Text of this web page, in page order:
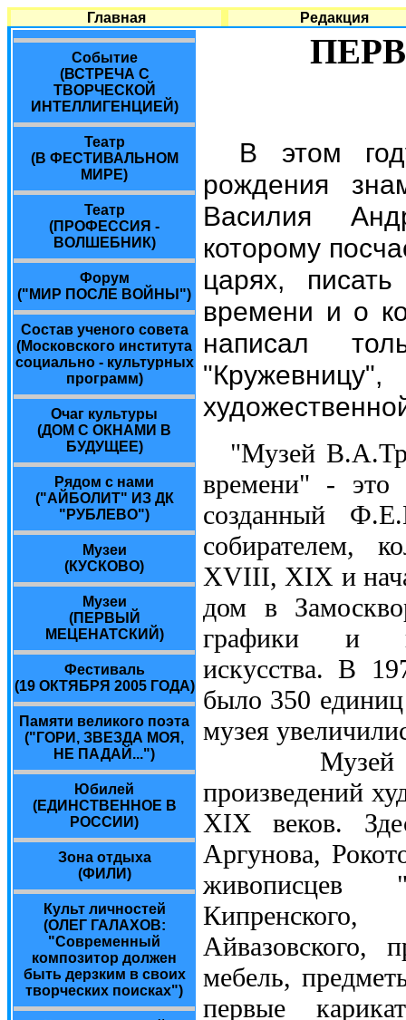
Главная Редакция
Событие
(ВСТРЕЧА С
ТВОРЧЕСКОЙ
ИНТЕЛЛИГЕНЦИЕЙ)
Театр
(В ФЕСТИВАЛЬНОМ
МИРЕ)
Театр
(ПРОФЕССИЯ -
ВОЛШЕБНИК)
Форум
("МИР ПОСЛЕ ВОЙНЫ")
Состав ученого совета
(Московского института
социально - культурных
программ)
Очаг культуры
(ДОМ С ОКНАМИ В
БУДУЩЕЕ)
Рядом с нами
("АЙБОЛИТ" ИЗ ДК
"РУБЛЕВО")
Музеи
(КУСКОВО)
Музеи
(ПЕРВЫЙ
МЕЦЕНАТСКИЙ)
Фестиваль
(19 ОКТЯБРЯ 2005 ГОДА)
Памяти великого поэта
("ГОРИ, ЗВЕЗДА МОЯ,
НЕ ПАДАЙ...")
Юбилей
(ЕДИНСТВЕННОЕ В
РОССИИ)
Зона отдыха
(ФИЛИ)
Культ личностей
(ОЛЕГ ГАЛАХОВ:
"Современный
композитор должен
быть дерзким в своих
творческих поисках")
В этом
рождения
Василия
которому
царях,
времени и о
написал
"Музей
времени" - это
созданный
собирателем,
XVIII, XIX и
дом в
графики и
искусства. В
было 350
музея
Музей
произведений
XIX веков.
Аргунова,
живописцев
Айвазовского,
мебель,
первые